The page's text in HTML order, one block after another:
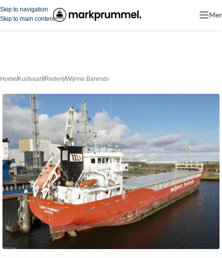
Skip to navigation
Skip to main content
Home/Kustvaart/Rederij/Wijnne Barends